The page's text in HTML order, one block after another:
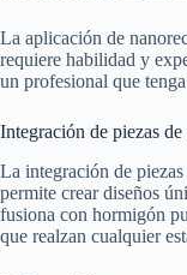
La aplicación de
requiere habilidad y
un profesional que
Integración de piezas
La integración de
permite crear diseños
fusiona con hormigón
que realzan cualquier